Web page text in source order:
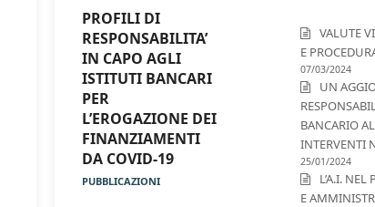
PROFILI DI
RESPONSABILITA’
IN CAPO AGLI
ISTITUTI BANCARI
PER
L’EROGAZIONE DEI
FINANZIAMENTI
DA COVID-19
PUBBLICAZIONI
VALUTE
E
07/03/2024
UN
BANCARIO
INTERVENTI
25/01/2024
L’A.I. NEL
E